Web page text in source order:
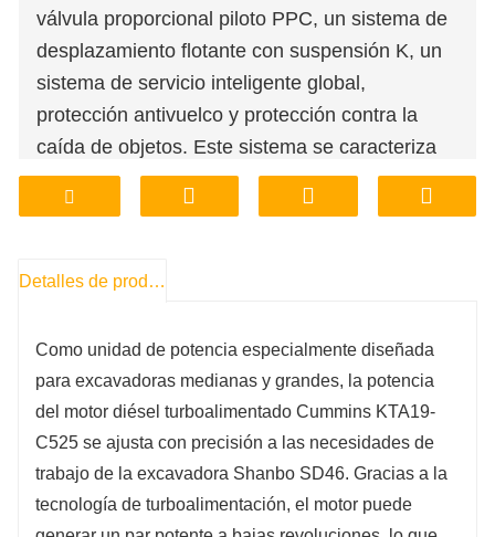
válvula proporcional piloto PPC, un sistema de
desplazamiento flotante con suspensión K, un
sistema de servicio inteligente global,
protección antivuelco y protección contra la
caída de objetos. Este sistema se caracteriza
por su avanzada estructura, gran adaptabilidad
a las condiciones de trabajo y alta eficiencia. Es
movimiento de tierras y desmonte de rocas en
Detalles de producto
Como unidad de potencia especialmente diseñada
para excavadoras medianas y grandes, la potencia
del motor diésel turboalimentado Cummins KTA19-
C525 se ajusta con precisión a las necesidades de
trabajo de la excavadora Shanbo SD46. Gracias a la
tecnología de turboalimentación, el motor puede